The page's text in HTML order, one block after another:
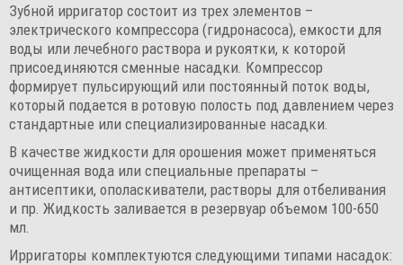
Зубной ирригатор состоит из трех элементов –
электрического компрессора (гидронасоса), емкости для
воды или лечебного раствора и рукоятки, к которой
присоединяются сменные насадки. Компрессор
формирует пульсирующий или постоянный поток воды,
который подается в ротовую полость под давлением через
стандартные или специализированные насадки.
В качестве жидкости для орошения может применяться
очищенная вода или специальные препараты –
антисептики, ополаскиватели, растворы для отбеливания
и пр. Жидкость заливается в резервуар объемом 100-650
мл.
Ирригаторы комплектуются следующими типами насадок: